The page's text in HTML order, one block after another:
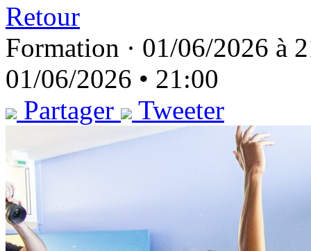
Retour
Formation · 01/06/2026 à
01/06/2026 • 21:00
Partager
Tweeter